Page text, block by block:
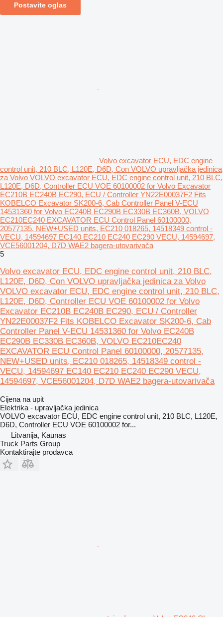
Postavite oglas
Volvo excavator ECU, EDC engine
control unit, 210 BLC, L120E, D6D, Con VOLVO upravljačka jedinica
za Volvo VOLVO excavator ECU, EDC engine control unit, 210 BLC,
L120E, D6D, Controller ECU VOE 60100002 for Volvo Excavator
EC210B EC240B EC290, ECU / Controller YN22E00037F2 Fits
KOBELCO Excavator SK200-6, Cab Controller Panel V-ECU
14531360 for Volvo EC240B EC290B EC330B EC360B, VOLVO
EC210EC240 EXCAVATOR ECU Control Panel 60100000,
20577135, NEW+USED units, EC210 018265, 14518349 control -
VECU, 14594697 EC140 EC210 EC240 EC290 VECU, 14594697,
VCE56001204, D7D WAE2 bagerа-utovarivačа
5
Volvo excavator ECU, EDC engine control unit, 210 BLC,
L120E, D6D, Con VOLVO upravljačka jedinica za Volvo
VOLVO excavator ECU, EDC engine control unit, 210 BLC,
L120E, D6D, Controller ECU VOE 60100002 for Volvo
Excavator EC210B EC240B EC290, ECU / Controller
YN22E00037F2 Fits KOBELCO Excavator SK200-6, Cab
Controller Panel V-ECU 14531360 for Volvo EC240B
EC290B EC330B EC360B, VOLVO EC210EC240
EXCAVATOR ECU Control Panel 60100000, 20577135,
NEW+USED units, EC210 018265, 14518349 control -
VECU, 14594697 EC140 EC210 EC240 EC290 VECU,
14594697, VCE56001204, D7D WAE2 bagera-utovarivača
Cijena na upit
Elektrika - upravljačka jedinica
VOLVO excavator ECU, EDC engine control unit, 210 BLC, L120E,
D6D, Controller ECU VOE 60100002 for...
Litvanija, Kaunas
Truck Parts Group
Kontaktirajte prodavca